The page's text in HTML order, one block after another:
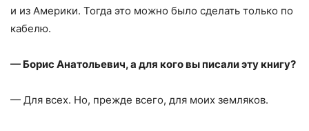
и из Америки. Тогда это можно было сделать только по
кабелю.
— Борис Анатольевич, а для кого вы писали эту книгу?
— Для всех. Но, прежде всего, для моих земляков.